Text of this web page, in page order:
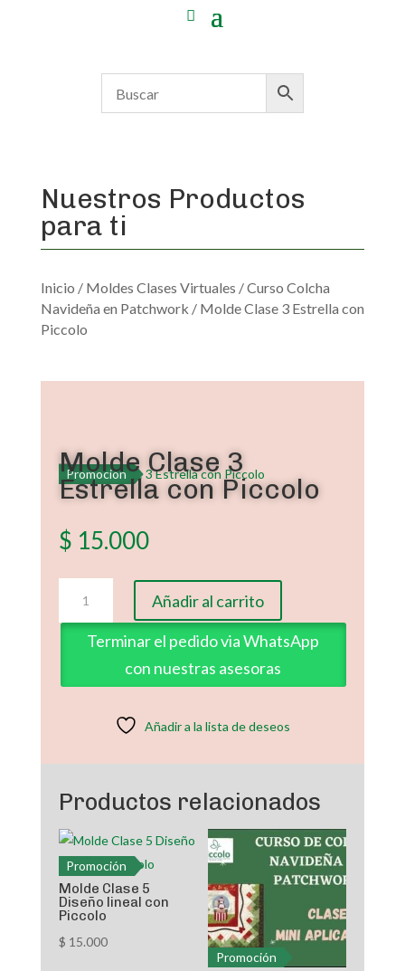
Nuestros Productos
para ti
Inicio / Moldes Clases Virtuales /Curso Colcha
Navideña en Patchwork / Molde Clase 3 Estrella con
Piccolo
Promoción
Molde Clase 3
Estrella con Piccolo
$ 15.000
Clase
3
Estrella
Piccolo
Añadir al carrito
Terminar el pedido via WhatsApp
con nuestras asesoras
Añadir a la lista de deseos
Productos relacionados
Promoción
Molde Clase 5
Diseño lineal con
Piccolo
$ 15.000
Promoción